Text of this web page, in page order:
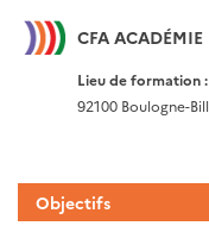
CFA ACADÉMIE
Lieu de formation :
92100 Boulogne-
Objectifs